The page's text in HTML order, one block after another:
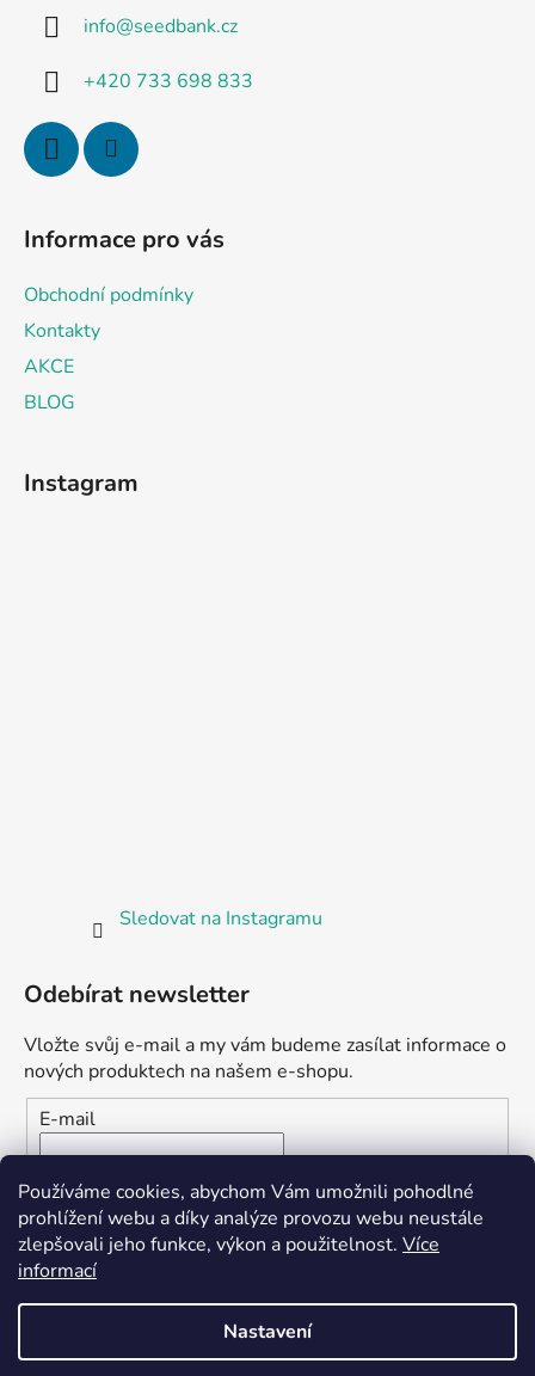
Používáme cookies, abychom Vám umožnili pohodlné
prohlížení webu a díky analýze provozu webu neustále
zlepšovali jeho funkce, výkon a použitelnost. Více
informací
Nastavení
info@seedbank.cz
+420 733 698 833
Informace pro vás
Obchodní podmínky
Kontakty
AKCE
BLOG
Instagram
Sledovat na Instagramu
Odebírat newsletter
Vložte svůj e-mail a my vám budeme zasílat informace o
nových produktech na našem e-shopu.
E-mail
Vložením e-mailu souhlasíte s
podmínkami ochrany
osobních údajů
PŘIHLÁSIT SE